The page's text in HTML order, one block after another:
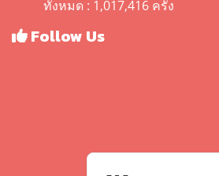
ทั้งหมด : 1,017,416 ครั้ง
Follow Us